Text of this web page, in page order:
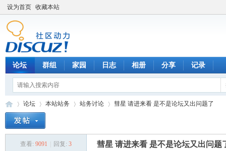
设为首页 收藏本站
论坛 群组 家园 日志 相册 分享 记录
论坛
›
本站站务
›
站务讨论
›
彗星 请进来看 是不是论坛又出问题了
查看: 9091 回复: 3 彗星 请进来看 是不是论坛又出问题